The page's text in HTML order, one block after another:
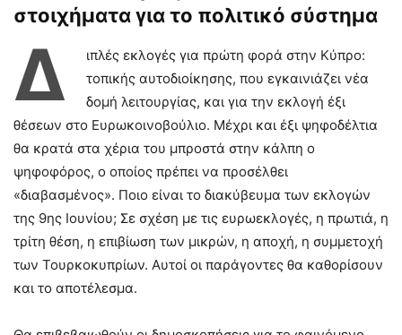
στοιχήματα για το πολιτικό σύστημα
Δ
ιπλές εκλογές για πρώτη φορά στην Κύπρο:
τοπικής αυτοδιοίκησης, που εγκαινιάζει νέα
δομή λειτουργίας, και για την εκλογή έξι
θέσεων στο Ευρωκοινοβούλιο. Μέχρι και έξι ψηφοδέλτια
θα κρατά στα χέρια του μπροστά στην κάλπη ο
ψηφοφόρος, ο οποίος πρέπει να προσέλθει
«διαβασμένος». Ποιο είναι το διακύβευμα των εκλογών
της 9ης Ιουνίου; Σε σχέση με τις ευρωεκλογές, η πρωτιά, η
τρίτη θέση, η επιβίωση των μικρών, η αποχή, η συμμετοχή
των Τουρκοκυπρίων. Αυτοί οι παράγοντες θα καθορίσουν
και το αποτέλεσμα.